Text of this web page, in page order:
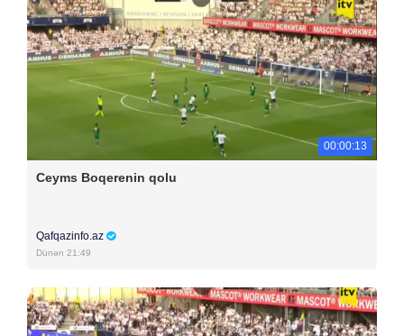
00:00:13
Ceyms Boqerenin qolu
Qafqazinfo.az
Dünən 21:49